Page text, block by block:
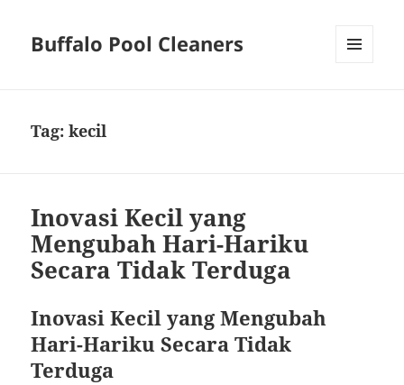
Buffalo Pool Cleaners
Tag:kecil
Inovasi Kecil yang
Mengubah Hari-Hariku
Secara Tidak Terduga
Inovasi Kecil yang Mengubah
Hari-Hariku Secara Tidak
Terduga